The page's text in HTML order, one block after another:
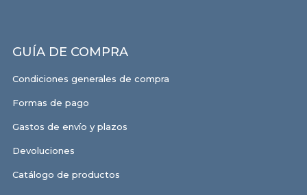
GUÍA DE COMPRA
Condiciones generales de compra
Formas de pago
Gastos de envío y plazos
Devoluciones
Catálogo de productos